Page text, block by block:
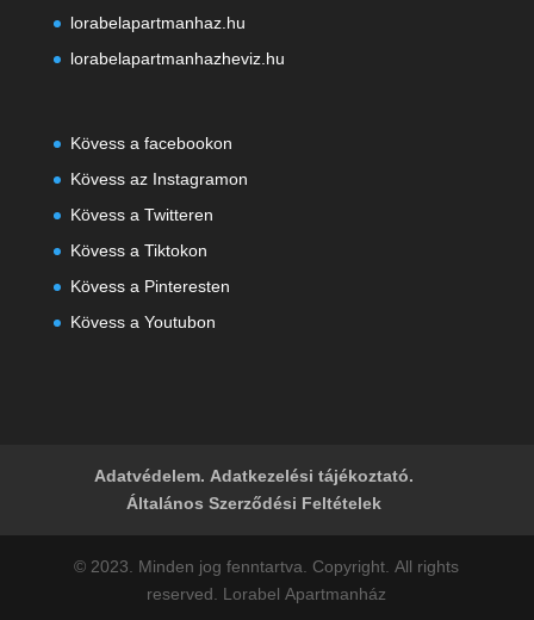
lorabelapartmanhaz.hu
lorabelapartmanhazheviz.hu
Kövess a facebookon
Kövess az Instagramon
Kövess a Twitteren
Kövess a Tiktokon
Kövess a Pinteresten
Kövess a Youtubon
Adatvédelem. Adatkezelési tájékoztató.
Általános Szerződési Feltételek
© 2023. Minden jog fenntartva. Copyright. All rights
reserved. Lorabel Apartmanház